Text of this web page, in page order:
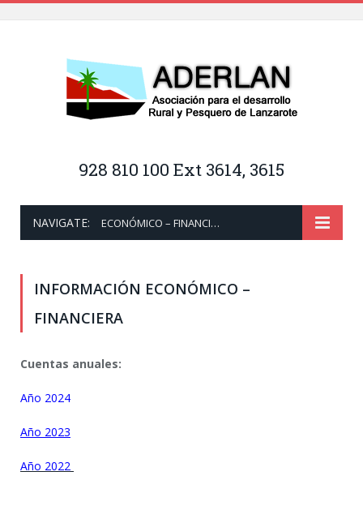
928 810 100 Ext 3614, 3615
NAVIGATE: ECONÓMICO – FINANCIERA
INFORMACIÓN ECONÓMICO –
FINANCIERA
Cuentas anuales:
Año 2024
Año 2023
Año 2022